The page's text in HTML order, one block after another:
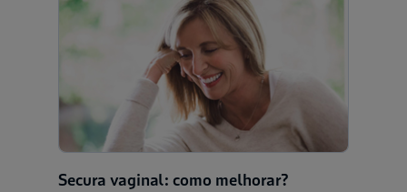
Secura vaginal: como melhorar?